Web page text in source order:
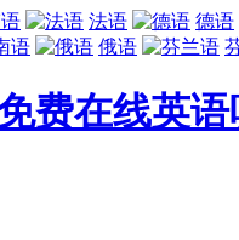
法语
德语
语 俄语
费在线英